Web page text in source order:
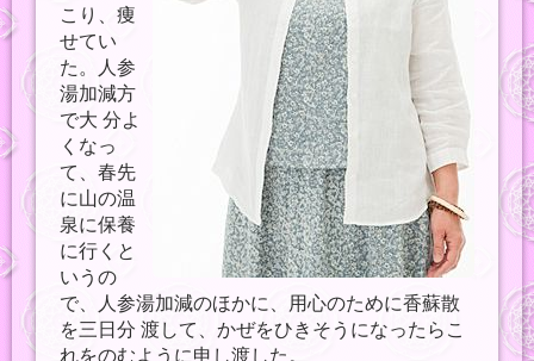
こり、痩
せてい
た。人参
湯加減方
で大 分よ
くなっ
て、春先
に山の温
泉に保養
に行くと
いうの
で、人参湯加減のほかに、用心のために香蘇散
を三日分 渡して、かぜをひきそうになったらこ
れをのむように申し渡した。